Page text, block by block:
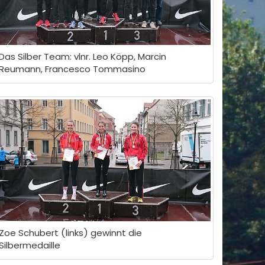
Silber Team: vlnr. Leo Köpp, Marcin
Francesco Tommasino
Schubert (links) gewinnt die